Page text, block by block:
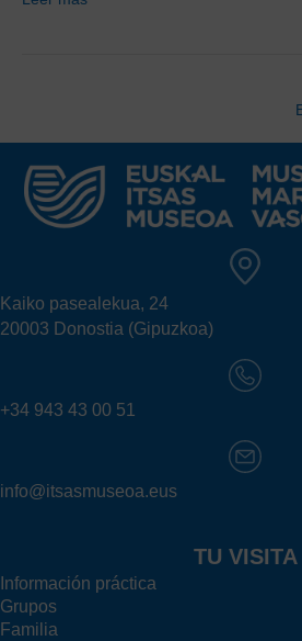
Kaiko pasealekua, 24
20003 Donostia (Gipuzkoa)
+34 943 43 00 51
info@itsasmuseoa.eus
TU VISITA
Información práctica
Grupos
Familia